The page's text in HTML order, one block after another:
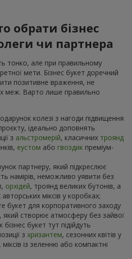
обрати бізнес
чи партнера
тонко, але при правильному
мети. Бізнес букет доречний
позитивне враження, не
меж. Варто лише правильно
колезі з нагоди підвищення
ідеально доповнять
з альстромерій, класичних троянд
еустом або гвоздик преміум-
партнеру, який підкреслює
намірів, неможливо уявити без
орхідей, троянд великих бутонів, а
міксів у коробках;
букет для корпоративного заходу
який створює атмосферу без зайвої
букет тут підійдуть
з хризантем, сезонних квітів у
міксів із зеленню або компактні